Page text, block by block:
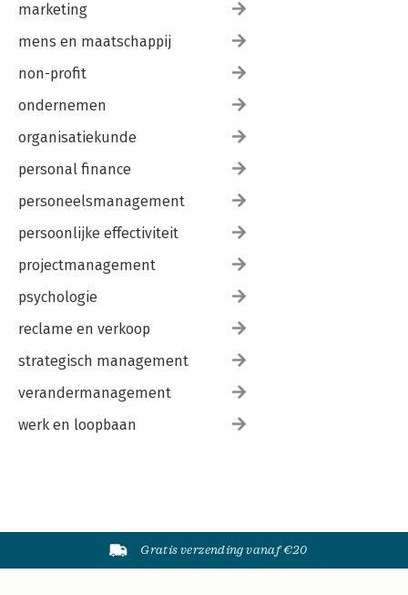
marketing
mens en maatschappij
non-profit
ondernemen
organisatiekunde
personal finance
personeelsmanagement
persoonlijke effectiviteit
projectmanagement
psychologie
reclame en verkoop
strategisch management
verandermanagement
werk en loopbaan
Gratis verzending vanaf €20